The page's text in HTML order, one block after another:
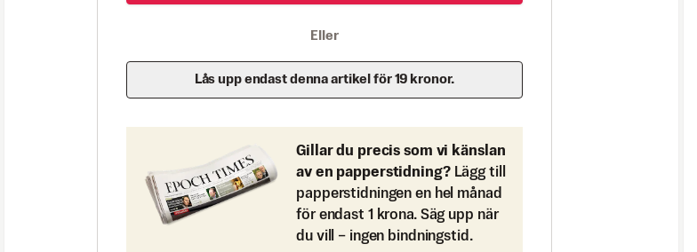
Eller
Lås upp endast denna artikel för 19 kronor.
Gillar du precis som vi känslan
av en papperstidning? Lägg till
papperstidningen en hel månad
för endast 1 krona. Säg upp när
du vill – ingen bindningstid.